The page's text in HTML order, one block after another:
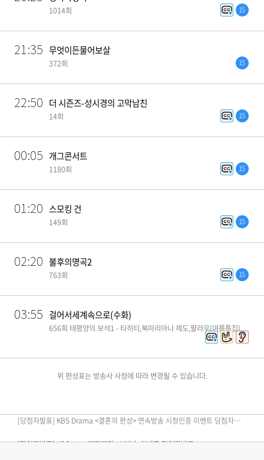
1014회 15
21:35 무엇이든물어보살
372회 15
22:50 더 시즌즈-성시경의 고막남친
14회 15
00:05 개그콘서트
1180회 15
01:20 스모킹 건
149회 15
02:20 불후의명곡2
763회 15
03:55 걸어서세계속으로(수화)
656회 태평양의 보석1 - 타히티,북마리아나 제도,팔라우(여름특집)
위 편성표는 방송사 사정에 따라 변경될 수 있습니다.